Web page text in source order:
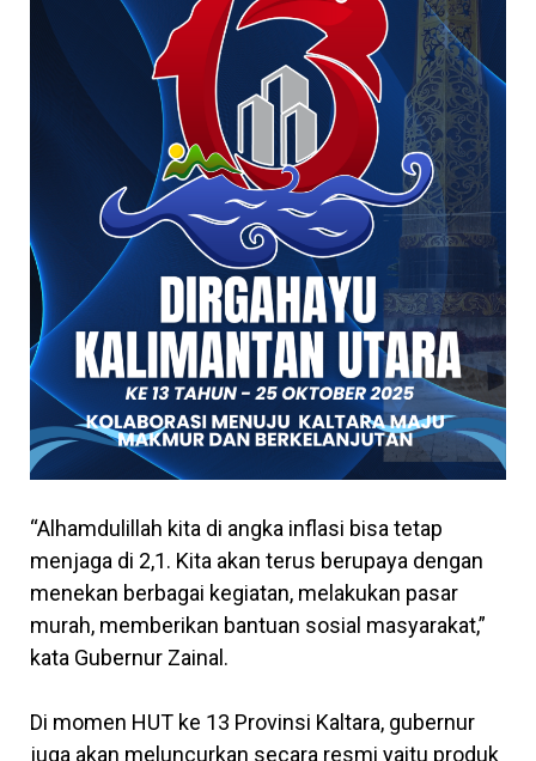
“Alhamdulillah kita di angka inflasi bisa tetap
menjaga di 2,1. Kita akan terus berupaya dengan
menekan berbagai kegiatan, melakukan pasar
murah, memberikan bantuan sosial masyarakat,”
kata Gubernur Zainal.
Di momen HUT ke 13 Provinsi Kaltara, gubernur
juga akan meluncurkan secara resmi yaitu produk